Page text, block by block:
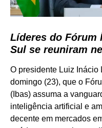
Líderes do Fórum
Sul se reuniram
O presidente Luiz Inácio
domingo (23), que o
(Ibas) assuma a
inteligência artificial e
decente em mercados